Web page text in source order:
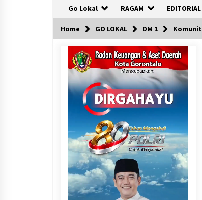
Go Lokal RAGAM EDITORIAL
Home GO LOKAL DM 1